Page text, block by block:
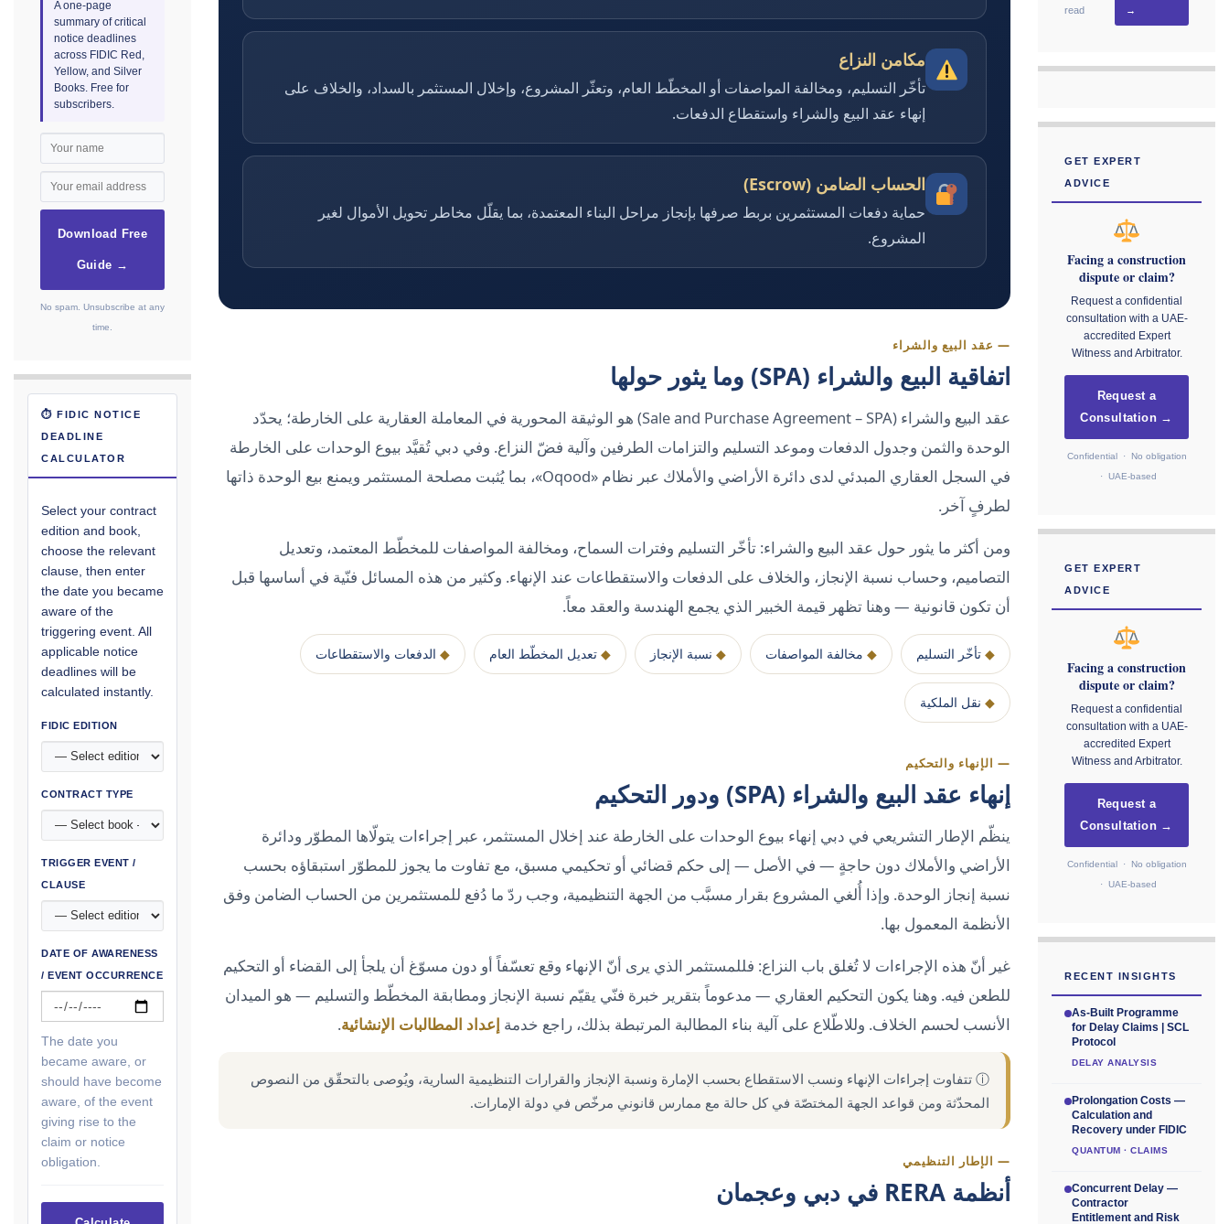
مكامن النزاع
تأخّر التسليم، ومخالفة المواصفات أو المخطّط العام، وتعثّر المشروع، وإخلال المستثمر بالسداد، والخلاف على
إنهاء عقد البيع والشراء واستقطاع الدفعات.
الحساب الضامن (Escrow)
حماية دفعات المستثمرين بربط صرفها بإنجاز مراحل البناء المعتمدة، بما يقلّل مخاطر تحويل الأموال لغير
المشروع.
— عقد البيع والشراء
اتفاقية البيع والشراء (SPA) وما يثور حولها
عقد البيع والشراء (Sale and Purchase Agreement – SPA) هو الوثيقة المحورية في المعاملة العقارية على الخارطة؛ يحدّد
الوحدة والثمن وجدول الدفعات وموعد التسليم والتزامات الطرفين وآلية فضّ النزاع. وفي دبي تُقيَّد بيوع الوحدات على الخارطة
في السجل العقاري المبدئي لدى دائرة الأراضي والأملاك عبر نظام «Oqood»، بما يُثبت مصلحة المستثمر ويمنع بيع الوحدة ذاتها
لطرفٍ آخر.
ومن أكثر ما يثور حول عقد البيع والشراء: تأخّر التسليم وفترات السماح، ومخالفة المواصفات للمخطّط المعتمد، وتعديل
التصاميم، وحساب نسبة الإنجاز، والخلاف على الدفعات والاستقطاعات عند الإنهاء. وكثير من هذه المسائل فنّية في أساسها قبل
أن تكون قانونية — وهنا تظهر قيمة الخبير الذي يجمع الهندسة والعقد معاً.
◆ تأخّر التسليم ◆ مخالفة المواصفات ◆ نسبة الإنجاز ◆ تعديل المخطّط العام ◆ الدفعات والاستقطاعات
◆ نقل الملكية
— الإنهاء والتحكيم
إنهاء عقد البيع والشراء (SPA) ودور التحكيم
ينظّم الإطار التشريعي في دبي إنهاء بيوع الوحدات على الخارطة عند إخلال المستثمر، عبر إجراءات يتولّاها المطوّر ودائرة
الأراضي والأملاك دون حاجةٍ — في الأصل — إلى حكم قضائي أو تحكيمي مسبق، مع تفاوت ما يجوز للمطوّر استبقاؤه بحسب
نسبة إنجاز الوحدة. وإذا أُلغي المشروع بقرار مسبَّب من الجهة التنظيمية، وجب ردّ ما دُفع للمستثمرين من الحساب الضامن وفق
الأنظمة المعمول بها.
غير أنّ هذه الإجراءات لا تُغلق باب النزاع: فللمستثمر الذي يرى أنّ الإنهاء وقع تعسّفاً أو دون مسوّغ أن يلجأ إلى القضاء أو التحكيم
للطعن فيه. وهنا يكون التحكيم العقاري — مدعوماً بتقرير خبرة فنّي يقيّم نسبة الإنجاز ومطابقة المخطّط والتسليم — هو الميدان
الأنسب لحسم الخلاف. وللاطّلاع على آلية بناء المطالبة المرتبطة بذلك، راجع خدمة إعداد المطالبات الإنشائية.
ⓘ تتفاوت إجراءات الإنهاء ونسب الاستقطاع بحسب الإمارة ونسبة الإنجاز والقرارات التنظيمية السارية، ويُوصى بالتحقّق من النصوص
المحدّثة ومن قواعد الجهة المختصّة في كل حالة مع ممارس قانوني مرخّص في دولة الإمارات.
— الإطار التنظيمي
أنظمة RERA في دبي وعجمان
A one-page
summary of critical
notice deadlines
across FIDIC Red,
Yellow, and Silver
Books. Free for
subscribers.
Download Free
Guide →
No spam. Unsubscribe at any
time.
⏱ FIDIC NOTICE
DEADLINE
CALCULATOR
Select your contract
edition and book,
choose the relevant
clause, then enter
the date you became
aware of the
triggering event. All
applicable notice
deadlines will be
calculated instantly.
FIDIC EDITION
CONTRACT TYPE
TRIGGER EVENT /
CLAUSE
DATE OF AWARENESS
/ EVENT OCCURRENCE
The date you
became aware, or
should have become
aware, of the event
giving rise to the
claim or notice
obligation.
read
→
GET EXPERT
ADVICE
Facing a construction
dispute or claim?
Request a confidential
consultation with a UAE-
accredited Expert
Witness and Arbitrator.
Request a
Consultation →
Confidential · No obligation
· UAE-based
GET EXPERT
ADVICE
Facing a construction
dispute or claim?
Request a confidential
consultation with a UAE-
accredited Expert
Witness and Arbitrator.
Request a
Consultation →
Confidential · No obligation
· UAE-based
RECENT INSIGHTS
As-Built Programme
for Delay Claims | SCL
Protocol
DELAY ANALYSIS
Prolongation Costs —
Calculation and
Recovery under FIDIC
QUANTUM · CLAIMS
Concurrent Delay —
Contractor
Entitlement and Risk